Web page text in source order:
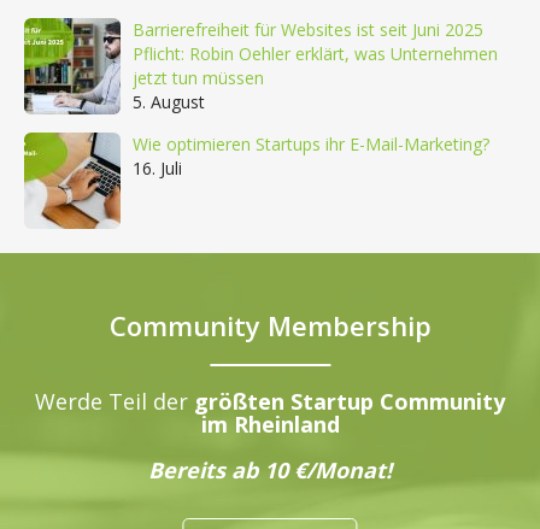
Barrierefreiheit für Websites ist seit Juni 2025
Pflicht: Robin Oehler erklärt, was Unternehmen
jetzt tun müssen
5. August
Wie optimieren Startups ihr E-Mail-Marketing?
16. Juli
Community Membership
Werde Teil der größten Startup Community
im Rheinland
Bereits ab 10 €/Monat!